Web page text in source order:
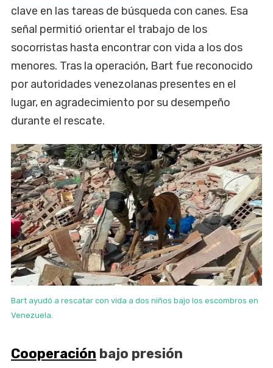
clave en las tareas de búsqueda con canes. Esa
señal permitió orientar el trabajo de los
socorristas hasta encontrar con vida a los dos
menores. Tras la operación, Bart fue reconocido
por autoridades venezolanas presentes en el
lugar, en agradecimiento por su desempeño
durante el rescate.
Bart ayudó a rescatar con vida a dos niños bajo los escombros en
Venezuela.
Cooperación bajo presión